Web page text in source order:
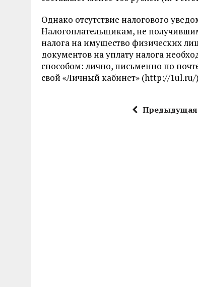
Однако отсутствие налогового
Налогоплательщикам, не
налога на имущество физических
документов на уплату налога
способом: лично, письменно по
свой «Личный кабинет» (http://1ul.ru/)
Предыдущая